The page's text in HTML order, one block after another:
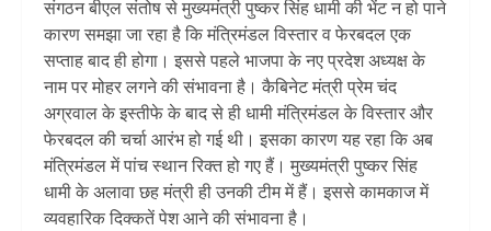
संगठन बीएल संतोष से मुख्यमंत्री पुष्कर सिंह धामी की भेंट न हो पाने
कारण समझा जा रहा है कि मंत्रिमंडल विस्तार व फेरबदल एक
सप्ताह बाद ही होगा। इससे पहले भाजपा के नए प्रदेश अध्यक्ष के
नाम पर मोहर लगने की संभावना है। कैबिनेट मंत्री प्रेम चंद
अग्रवाल के इस्तीफे के बाद से ही धामी मंत्रिमंडल के विस्तार और
फेरबदल की चर्चा आरंभ हो गई थी। इसका कारण यह रहा कि अब
मंत्रिमंडल में पांच स्थान रिक्त हो गए हैं। मुख्यमंत्री पुष्कर सिंह
धामी के अलावा छह मंत्री ही उनकी टीम में हैं। इससे कामकाज में
व्यवहारिक दिक्कतें पेश आने की संभावना है।